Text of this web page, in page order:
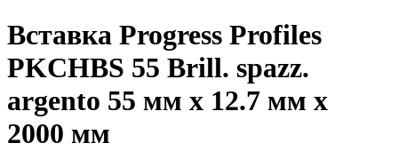
Вставка Progress Profiles
PKCHBS 55 Brill. spazz.
argento 55 мм x 12.7 мм х
2000 мм